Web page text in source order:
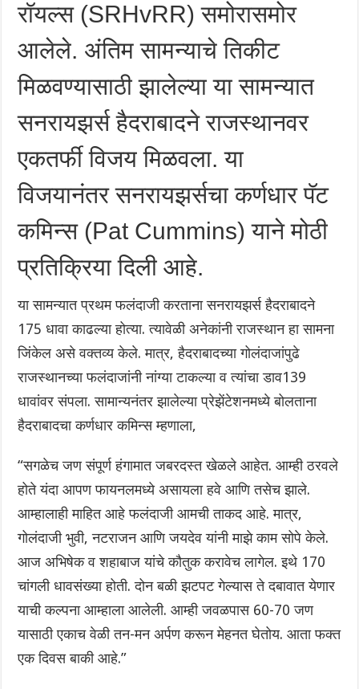
रॉयल्स (SRHvRR) समोरासमोर
आलेले. अंतिम सामन्याचे तिकीट
मिळवण्यासाठी झालेल्या या सामन्यात
सनरायझर्स हैदराबादने राजस्थानवर
एकतर्फी विजय मिळवला. या
विजयानंतर सनरायझर्सचा कर्णधार पॅट
कमिन्स (Pat Cummins) याने मोठी
प्रतिक्रिया दिली आहे.
या सामन्यात प्रथम फलंदाजी करताना सनरायझर्स हैदराबादने
175 धावा काढल्या होत्या. त्यावेळी अनेकांनी राजस्थान हा सामना
जिंकेल असे वक्तव्य केले. मात्र, हैदराबादच्या गोलंदाजांपुढे
राजस्थानच्या फलंदाजांनी नांग्या टाकल्या व त्यांचा डाव139
धावांवर संपला. सामान्यनंतर झालेल्या प्रेझेंटेशनमध्ये बोलताना
हैदराबादचा कर्णधार कमिन्स म्हणाला,
“सगळेच जण संपूर्ण हंगामात जबरदस्त खेळले आहेत. आम्ही ठरवले
होते यंदा आपण फायनलमध्ये असायला हवे आणि तसेच झाले.
आम्हालाही माहित आहे फलंदाजी आमची ताकद आहे. मात्र,
गोलंदाजी भुवी, नटराजन आणि जयदेव यांनी माझे काम सोपे केले.
आज अभिषेक व शहाबाज यांचे कौतुक करावेच लागेल. इथे 170
चांगली धावसंख्या होती. दोन बळी झटपट गेल्यास ते दबावात येणार
याची कल्पना आम्हाला आलेली. आम्ही जवळपास 60-70 जण
यासाठी एकाच वेळी तन-मन अर्पण करून मेहनत घेतोय. आता फक्त
एक दिवस बाकी आहे.”